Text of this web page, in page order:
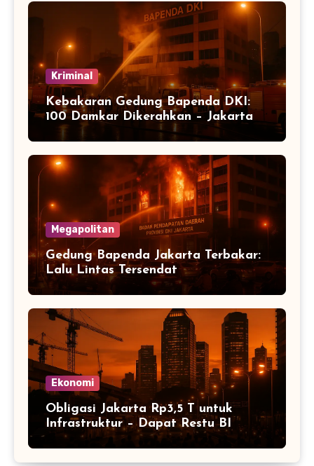
Kriminal
Kebakaran Gedung Bapenda DKI:
100 Damkar Dikerahkan – Jakarta
Megapolitan
Gedung Bapenda Jakarta Terbakar:
Lalu Lintas Tersendat
Ekonomi
Obligasi Jakarta Rp3,5 T untuk
Infrastruktur – Dapat Restu BI